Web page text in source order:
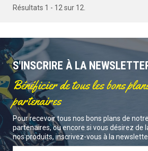
Résultats 1 - 12 sur 12.
S'INSCRIRE À LA
Bénéficier de tous les bons
partenaires
Pour recevoir tous nos bons plans de
partenaires, ou encore si vous désirez de
nos produits, inscrivez-vous à la